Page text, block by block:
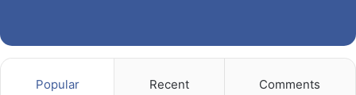
Popular Recent Comments